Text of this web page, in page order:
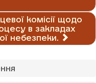
комісії щодо
в закладах
небезпеки.